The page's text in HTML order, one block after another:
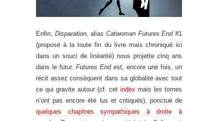
Enfin, Disparation, aliasCatwoman Futures End#1
(proposé à la toute fin du livre mais chroniqué ici
dans un souci de linéarité) nous projette cinq ans
dans le futur. Futures Endest, encore une fois, un
récit assez conséquent dans sa globalité avec tout
ce qui gravite autour (cf. cet index mais les tomes
n’ont pas encore été lus et critiqués), ponctué de
quelques chapitres sympathiques à droite à